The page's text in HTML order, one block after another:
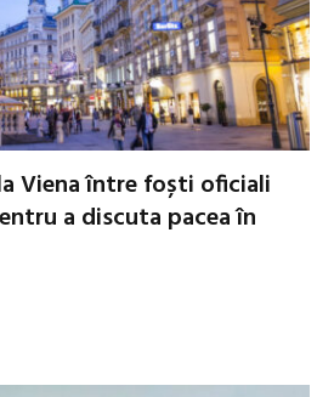
Viena între foști oficiali
a discuta pacea în